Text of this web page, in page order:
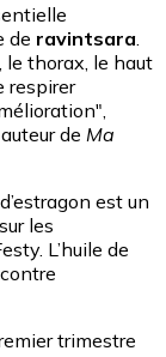
de ravintsara
le thorax, le haut
respirer
de Ma
est un
les
L’huile de
trimestre